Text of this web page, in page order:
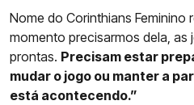
Nome do Corinthians Feminino
momento precisarmos dela, as
prontas. Precisam estar
mudar o jogo ou manter a
está acontecendo.”